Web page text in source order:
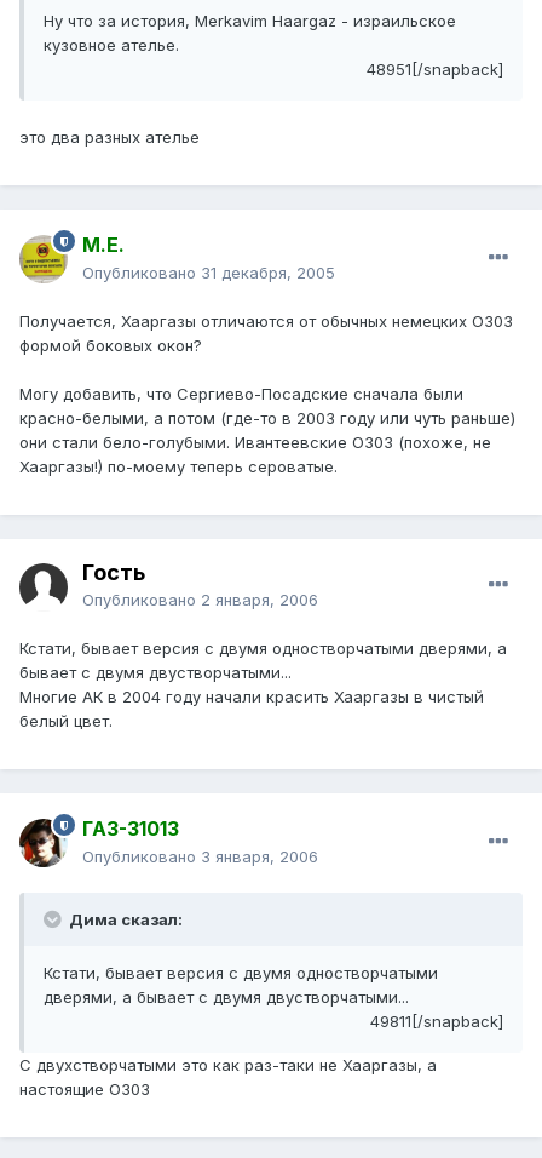
Ну что за история, Merkavim Haargaz - израильское
кузовное ателье.
48951[/snapback]
это два разных ателье
М.Е.
Опубликовано 31 декабря, 2005
Получается, Хааргазы отличаются от обычных немецких О303
формой боковых окон?
Могу добавить, что Сергиево-Посадские сначала были
красно-белыми, а потом (где-то в 2003 году или чуть раньше)
они стали бело-голубыми. Ивантеевские О303 (похоже, не
Хааргазы!) по-моему теперь сероватые.
Гость
Опубликовано 2 января, 2006
Кстати, бывает версия с двумя одностворчатыми дверями, а
бывает с двумя двустворчатыми...
Многие АК в 2004 году начали красить Хааргазы в чистый
белый цвет.
ГАЗ-31013
Опубликовано 3 января, 2006
Дима сказал:
Кстати, бывает версия с двумя одностворчатыми
дверями, а бывает с двумя двустворчатыми...
49811[/snapback]
C двухстворчатыми это как раз-таки не Хааргазы, а
настоящие О303